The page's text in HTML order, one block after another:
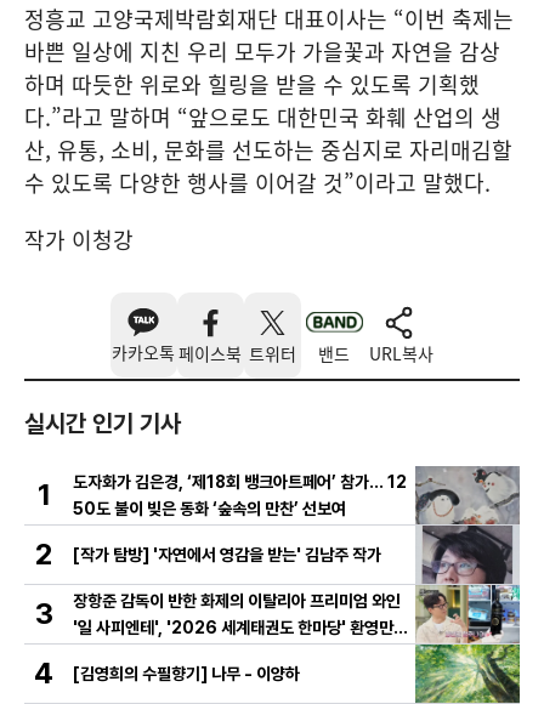
정흥교 고양국제박람회재단 대표이사는 “이번 축제는
바쁜 일상에 지친 우리 모두가 가을꽃과 자연을 감상
하며 따듯한 위로와 힐링을 받을 수 있도록 기획했
다.”라고 말하며 “앞으로도 대한민국 화훼 산업의 생
산, 유통, 소비, 문화를 선도하는 중심지로 자리매김할
수 있도록 다양한 행사를 이어갈 것”이라고 말했다.
작가 이청강
카카오톡 페이스북 트위터 밴드 URL복사
실시간 인기 기사
1
도자화가 김은경, ‘제18회 뱅크아트페어’ 참가… 12
50도 불이 빚은 동화 ‘숲속의 만찬’ 선보여
2 [작가 탐방] '자연에서 영감을 받는' 김남주 작가
3
장항준 감독이 반한 화제의 이탈리아 프리미엄 와인
'일 사피엔테', '2026 세계태권도 한마당' 환영만찬
4 [김영희의 수필향기] 나무 - 이양하